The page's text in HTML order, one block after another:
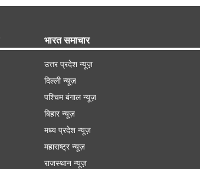
भारत समाचार
उत्तर प्रदेश न्यूज़
दिल्ली न्यूज़
पश्चिम बंगाल न्यूज़
बिहार न्यूज़
मध्य प्रदेश न्यूज़
महाराष्ट्र न्यूज़
राजस्थान न्यूज़